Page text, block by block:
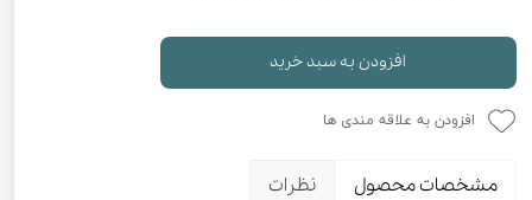
افزودن به سبد خرید
افزودن به علاقه مندی ها
مشخصات محصول نظرات